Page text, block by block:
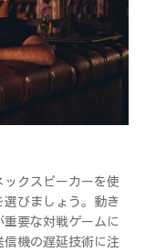
クスピーカーを使
びましょう。動き
要な対戦ゲームに
機の遅延技術に注